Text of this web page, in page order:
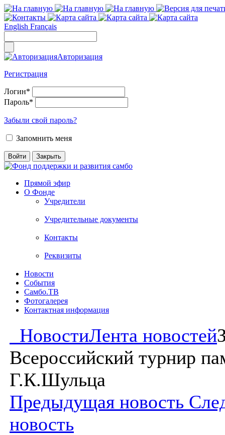
English Français
Авторизация
Регистрация
Логин*
Пароль*
Забыли свой пароль?
Запомнить меня
Прямой эфир
О Фонде
Учредители
Учредительные документы
Контакты
Реквизиты
Новости
События
Самбо.ТВ
Фотогалерея
Контактная информация
НовостиЛента новостей
Всероссийский турнир
Г.К.Шульца
Предыдущая новость
новость